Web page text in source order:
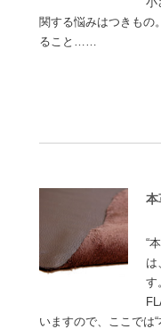
小
関する悩みはつきもの
ること……
本
“
は
す
いますので、ここでは